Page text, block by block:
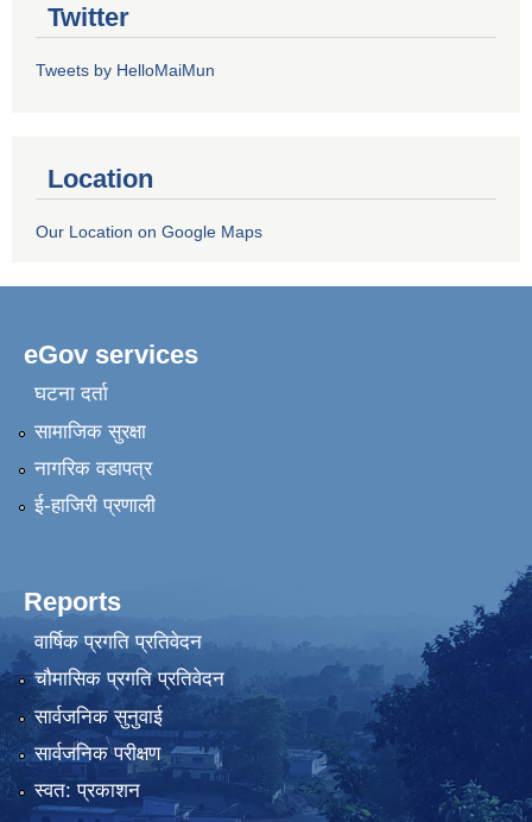
Twitter
Tweets by HelloMaiMun
Location
Our Location on Google Maps
eGov services
घटना दर्ता
सामाजिक सुरक्षा
नागरिक वडापत्र
ई-हाजिरी प्रणाली
Reports
वार्षिक प्रगति प्रतिवेदन
चौमासिक प्रगति प्रतिवेदन
सार्वजनिक सुनुवाई
सार्वजनिक परीक्षण
स्वत: प्रकाशन